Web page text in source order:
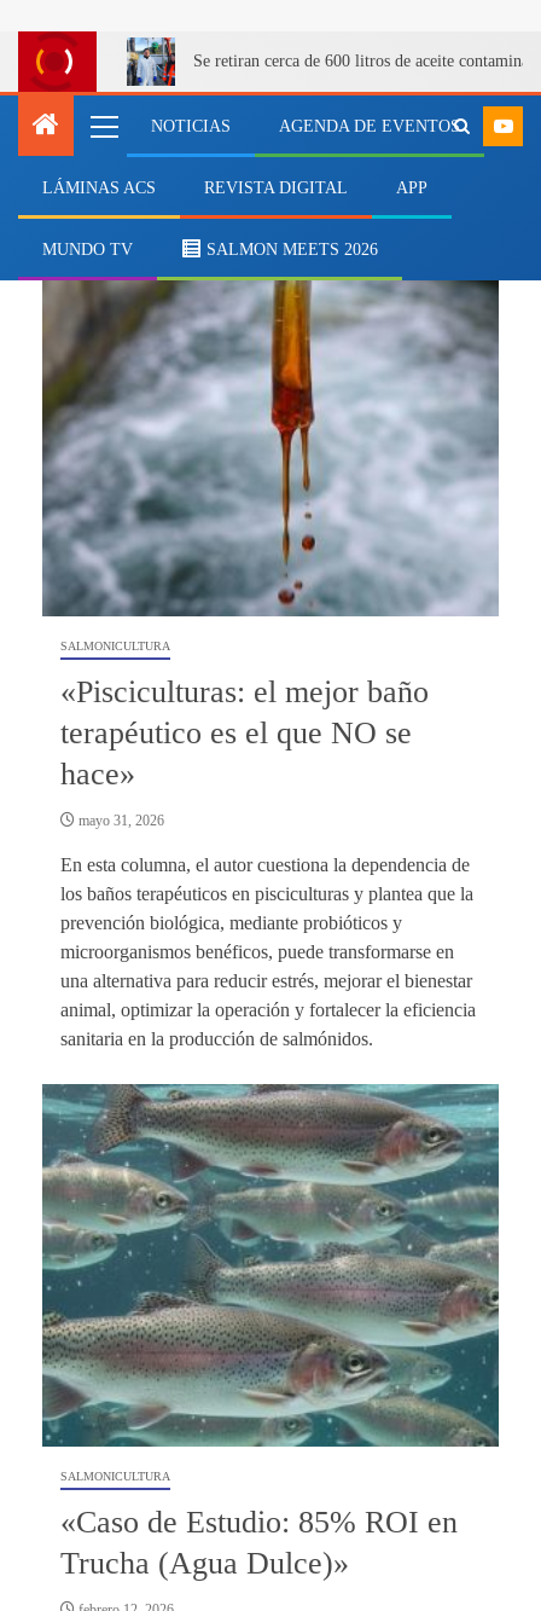
Se retiran cerca de 600 litros de aceite
NOTICIAS AGENDA DE EVENTOS
LÁMINAS ACS REVISTA DIGITAL APP
MUNDO TV SALMON MEETS 2026
eficiencia productiva
SALMONICULTURA
«Pisciculturas: el mejor baño
terapéutico es el que NO se
hace»
mayo 31, 2026
En esta columna, el autor cuestiona la dependencia de
los baños terapéuticos en pisciculturas y plantea que la
prevención biológica, mediante probióticos y
microorganismos benéficos, puede transformarse en
una alternativa para reducir estrés, mejorar el bienestar
animal, optimizar la operación y fortalecer la eficiencia
sanitaria en la producción de salmónidos.
SALMONICULTURA
«Caso de Estudio: 85% ROI en
Trucha (Agua Dulce)»